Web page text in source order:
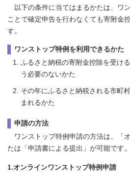
以下の条件に当てはまるかたは、ワ
ことで確定申告を行わなくても寄附金
す。
ワンストップ特例を利用できるかた
ふるさと納税の寄附金控除を受け
う必要のないかた
その年にふるさと納税される市町
まれるかた
申請の方法
ワンストップ特例申請の方法は、「
たは「申請書による提出」が可能です。
1.オンラインワンストップ特例申請